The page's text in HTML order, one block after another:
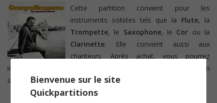
Cette partition convient pour les
instruments solistes tels que la Flute, la
Trompette, le Saxophone, le Cor ou la
Clarinette. Elle convient aussi aux
chanteurs. Après achat, vous pourrez
imprimer la
dans la tonalité de votre choix ou en
sélectionant directement votreinstrument
Bienvenue sur le site
Quickpartitions